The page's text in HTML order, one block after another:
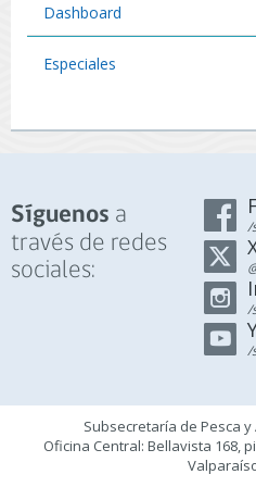
Dashboard
Especiales
Síguenos a
través de redes
sociales:
/
/
/
Subsecretaría de Pesca y
Oficina Central: Bellavista 168,